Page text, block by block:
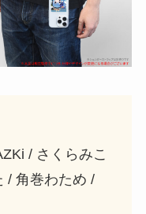
/ さくらみこ
/ 角巻わため /